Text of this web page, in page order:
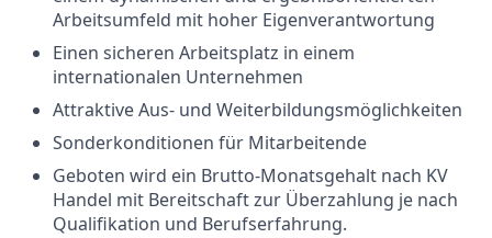
Arbeitsumfeld mit hoher Eigenverantwortung
Einen sicheren Arbeitsplatz in einem
internationalen Unternehmen
Attraktive Aus- und Weiterbildungsmöglichkeiten
Sonderkonditionen für Mitarbeitende
Geboten wird ein Brutto-Monatsgehalt nach KV
Handel mit Bereitschaft zur Überzahlung je nach
Qualifikation und Berufserfahrung.